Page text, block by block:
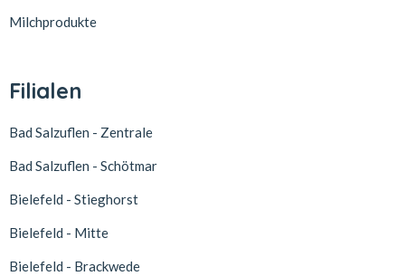
Milchprodukte
Filialen
Bad Salzuflen - Zentrale
Bad Salzuflen - Schötmar
Bielefeld - Stieghorst
Bielefeld - Mitte
Bielefeld - Brackwede